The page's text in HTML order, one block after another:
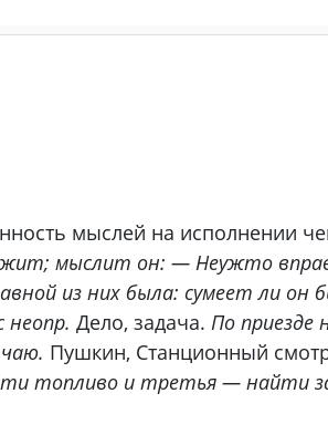
мыслей на исполнении
мыслит он: — Неужто
из них была: сумеет ли он
неопр. Дело, задача. По приезде
Пушкин, Станционный
топливо и третья — найти